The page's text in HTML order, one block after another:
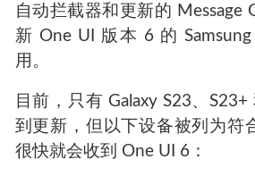
自动拦截器和更新的 Message
新 One UI 版本 6 的
用。
目前，只有 Galaxy S23、
到更新，但以下设备被列为符
很快就会收到 One UI 6：